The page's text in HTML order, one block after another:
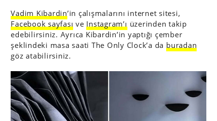
Vadim Kibardin’in çalışmalarını internet sitesi,
Facebook sayfası ve Instagram’ı üzerinden takip
edebilirsiniz. Ayrıca Kibardin’in yaptığı çember
şeklindeki masa saati The Only Clock’a da buradan
göz atabilirsiniz.